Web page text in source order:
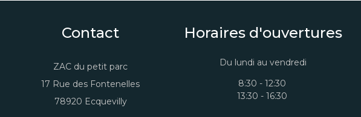
Contact
ZAC du petit parc
17 Rue des Fontenelles
78920 Ecquevilly
Horaires d'ouvertures
Du lundi au vendredi
8:30 - 12:30
13:30 - 16:30